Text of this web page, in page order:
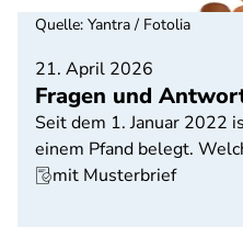
21. April 2026
Fragen und
Seit dem 1. Januar 2022
einem Pfand belegt.
mit Musterbrief
Quelle: Yantra / Fotolia